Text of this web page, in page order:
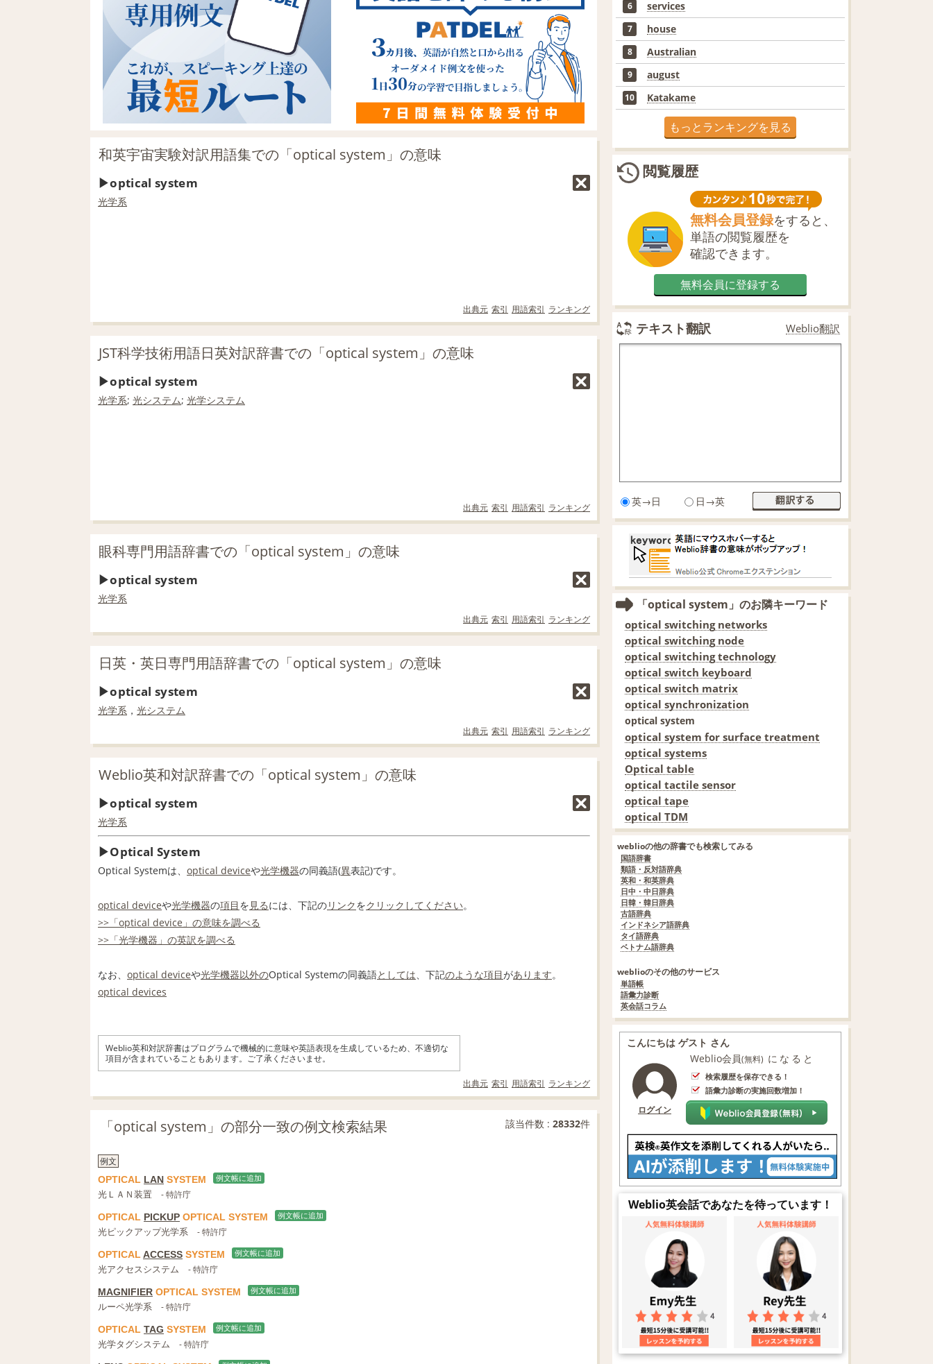
和英宇宙実験対訳用語集での「optical system」の意味
optical system
光学系
出典元 索引 用語索引 ランキング
JST科学技術用語日英対訳辞書での「optical system」の意味
optical system
光学系; 光システム; 光学システム
出典元 索引 用語索引 ランキング
眼科専門用語辞書での「optical system」の意味
optical system
光学系
出典元 索引 用語索引 ランキング
日英・英日専門用語辞書での「optical system」の意味
optical system
光学系 ， 光システム
出典元 索引 用語索引 ランキング
Weblio英和対訳辞書での「optical system」の意味
optical system
光学系
Optical System
Optical Systemは、 optical deviceや光学機器の同義語(異表記)です。
optical deviceや光学機器の項目を 見るには、下記のリンクをクリックしてください。
>>「optical device」の意味を調べる
>>「光学機器」の英訳を調べる
なお、 optical deviceや光学機器以外のOptical Systemの同義語としては、下記のような項目があります。
optical devices
Weblio英和対訳辞書はプログラムで機械的に意味や英語表現を生成しているため、不適切な
項目が含まれていることもあります。ご了承くださいませ。
出典元 索引 用語索引 ランキング
「optical system」の部分一致の例文検索結果 該当件数 : 28332件
例文
OPTICAL LAN SYSTEM 例文帳に追加
光ＬＡＮ装置 - 特許庁
OPTICAL PICKUP OPTICAL SYSTEM 例文帳に追加
光ピックアップ光学系 - 特許庁
OPTICAL ACCESS SYSTEM 例文帳に追加
光アクセスシステム - 特許庁
MAGNIFIER OPTICAL SYSTEM 例文帳に追加
ルーペ光学系 - 特許庁
OPTICAL TAG SYSTEM 例文帳に追加
光学タグシステム - 特許庁
6 services
7 house
8 Australian
9 august
10 Katakame
もっとランキングを見る
閲覧履歴
無料会員登録をすると、
単語の閲覧履歴を
確認できます。
無料会員に登録する
テキスト翻訳 Weblio翻訳
英→日 日→英
「optical system」のお隣キーワード
optical switching networks
optical switching node
optical switching technology
optical switch keyboard
optical switch matrix
optical synchronization
optical system
optical system for surface treatment
optical systems
Optical table
optical tactile sensor
optical tape
optical TDM
weblioの他の辞書でも検索してみる
国語辞書
類語・反対語辞典
英和・和英辞典
日中・中日辞典
日韓・韓日辞典
古語辞典
インドネシア語辞典
タイ語辞典
ベトナム語辞典
weblioのその他のサービス
単語帳
語彙力診断
英会話コラム
こんにちは ゲスト さん
ログイン
Weblio会員(無料) になると
検索履歴を保存できる！
語彙力診断の実施回数増加！
Weblio英会話であなたを待っています！